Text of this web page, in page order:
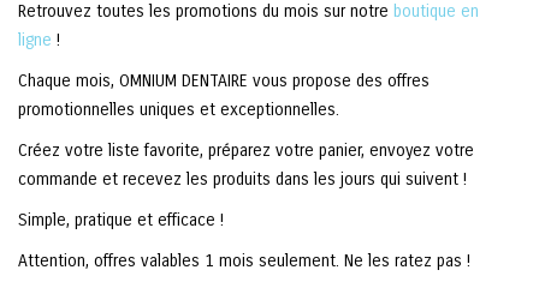
Retrouvez toutes les promotions du mois sur notre boutique en
ligne !
Chaque mois, OMNIUM DENTAIRE vous propose des offres
promotionnelles uniques et exceptionnelles.
Créez votre liste favorite, préparez votre panier, envoyez votre
commande et recevez les produits dans les jours qui suivent !
Simple, pratique et efficace !
Attention, offres valables 1 mois seulement. Ne les ratez pas !